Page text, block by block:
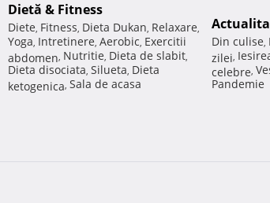
Dietă & Fitness
Diete, Fitness, Dieta Dukan, Relaxare,
Yoga, Intretinere, Aerobic, Exercitii
abdomen, Nutritie, Dieta de slabit,
Dieta disociata, Silueta, Dieta
ketogenica, Sala de acasa
Din culise,
zilei,
celebre,
Pandemie